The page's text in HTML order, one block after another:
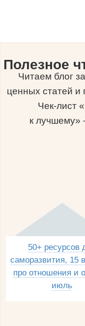
Полезное
Читаем блог
ценных статей и
Чек-лист
к лучшему»
50+ ресурсов
саморазвития, 15
про отношения и
июль